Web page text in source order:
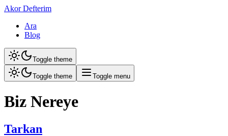
Akor Defterim
Ara
Blog
Toggle theme
Toggle theme Toggle menu
Biz Nereye
Tarkan